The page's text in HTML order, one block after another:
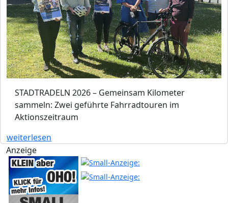
STADTRADELN 2026 – Gemeinsam Kilometer
sammeln: Zwei geführte Fahrradtouren im
Aktionszeitraum
weiterlesen
Anzeige